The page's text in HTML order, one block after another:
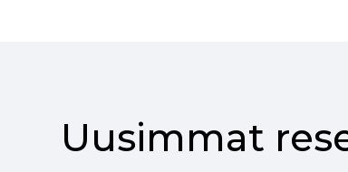
Uusimmat